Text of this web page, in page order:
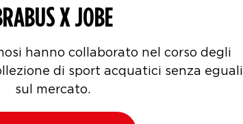
X JOBE
hanno collaborato nel corso degli
di sport acquatici senza eguali
sul mercato.